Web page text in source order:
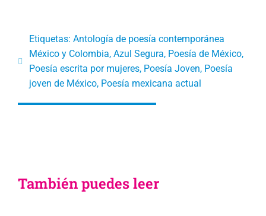
Etiquetas: Antología de poesía contemporánea
México y Colombia, Azul Segura, Poesía de México,
Poesía escrita por mujeres, Poesía Joven, Poesía
joven de México, Poesía mexicana actual
También puedes leer